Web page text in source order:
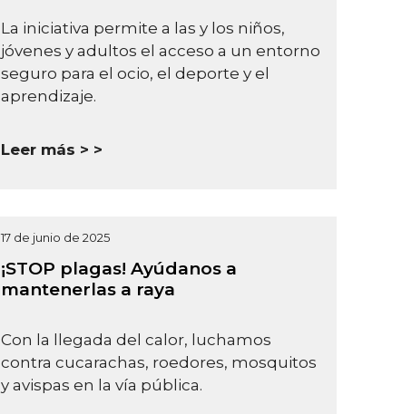
La iniciativa permite a las y los niños,
jóvenes y adultos el acceso a un entorno
seguro para el ocio, el deporte y el
aprendizaje.
Leer más >
17 de junio de 2025
¡STOP plagas! Ayúdanos a
mantenerlas a raya
Con la llegada del calor, luchamos
contra cucarachas, roedores, mosquitos
y avispas en la vía pública.